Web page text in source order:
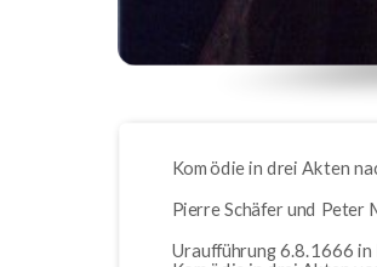
Komödie in drei Akten
Pierre Schäfer und Peter
Uraufführung 6.8.1666 in